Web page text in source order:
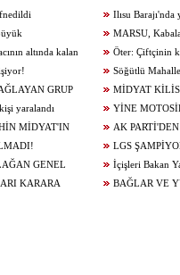
Ilısu Barajı'nda
geçtiMARSU,
Yeniliyor
altında kalan
Öter: Çiftçinin
alınmamalı
Söğütlü
Ediyor
GRUP
MİDYAT
yaralandı
YİNE
ÇARPIŞTI: 1
MİDYAT'IN
AK
LGS
KONUĞU OLDU
GENEL
İçişleri Bakan
KARARA
BAĞLAR VE